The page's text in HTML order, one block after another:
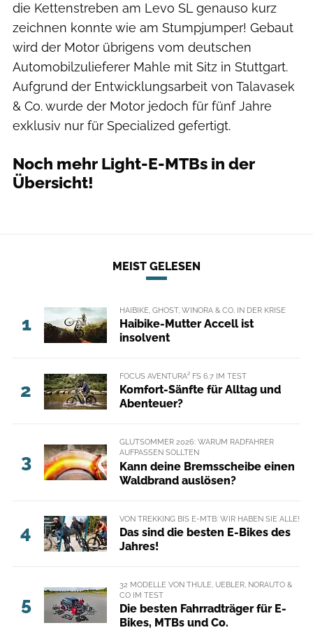
die Kettenstreben am Levo SL genauso kurz
zeichnen konnte wie am Stumpjumper! Gebaut
wird der Motor übrigens vom deutschen
Automobilzulieferer Mahle mit Sitz in Stuttgart.
Aufgrund der Entwicklungsarbeit von Talavasek
& Co. wurde der Motor jedoch für fünf Jahre
exklusiv nur für Specialized gefertigt.
Noch mehr Light-E-MTBs in der
Übersicht!
MEIST GELESEN
1
HAIBIKE, GHOST, WINORA & CO. IN DER KRISE
Haibike-Mutter Accell ist
insolvent
2
FOCUS AVENTURA² FS 6.7 IM TEST
Komfort-Sänfte für Alltag und
Abenteuer?
3
GLUTSOMMER 2026: WARUM RADFAHRER
AUFPASSEN SOLLTEN
Kann deine Bremsscheibe einen
Waldbrand auslösen?
4
VON TREKKING BIS E-MTB: WIR HABEN SIE ALLE!
Das sind die besten E-Bikes des
Jahres!
5
32 MODELLE VON THULE, UEBLER, NORAUTO &
CO IM TEST
Die besten Fahrradträger für E-
Bikes, MTBs und Co.